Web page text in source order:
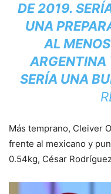
DE 2019.
UNA
AL
ARGENTINA
SERÍA UNA
Más temprano, Cleiver
frente al mexicano y
0.54kg, César